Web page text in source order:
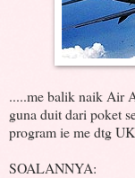
.....me balik naik Air
guna duit dari poket
program ie me dtg
SOALANNYA: